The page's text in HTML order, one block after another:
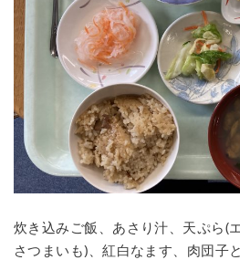
炊き込みご飯、あさり汁、天ぷら(
さつまいも)、紅白なます、肉団子